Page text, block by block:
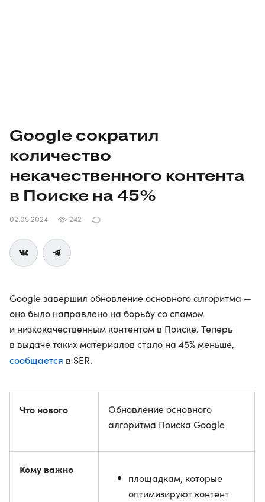
Google сократил
количество
некачественного контента
в Поиске на 45%
02.05.2024 242
Google завершил обновление основного алгоритма —
оно было направлено на борьбу со спамом
и низкокачественным контентом в Поиске. Теперь
в выдаче таких материалов стало на 45% меньше,
сообщается в SER.
Что нового
Обновление основного
алгоритма Поиска Google
Кому важно
площадкам, которые
оптимизируют контент